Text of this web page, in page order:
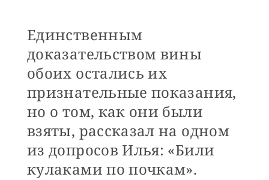
Единственным
доказательством вины
обоих остались их
признательные показания,
но о том, как они были
взяты, рассказал на одном
из допросов Илья: «Били
кулаками по почкам».